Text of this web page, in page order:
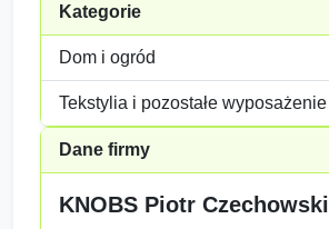
Kategorie
Dom i ogród
Tekstylia i pozostałe wyposażenie
Dane firmy
KNOBS Piotr Czechowski